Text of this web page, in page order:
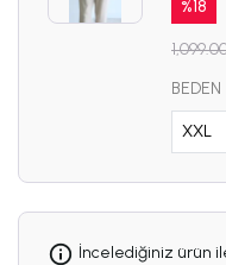
%18
BEDEN
İncelediğiniz ürün